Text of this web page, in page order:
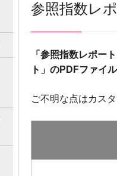
参照指数レ
「参照指数レポー
ト」のPDFファイ
ご不明な点はカス